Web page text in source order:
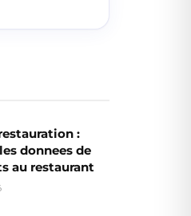
:
donnees de
au restaurant